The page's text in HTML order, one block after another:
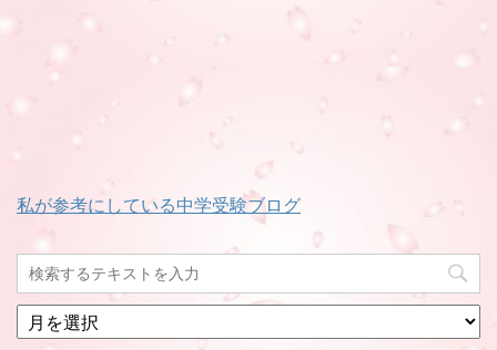
私が参考にしている中学受験ブログ
月
別